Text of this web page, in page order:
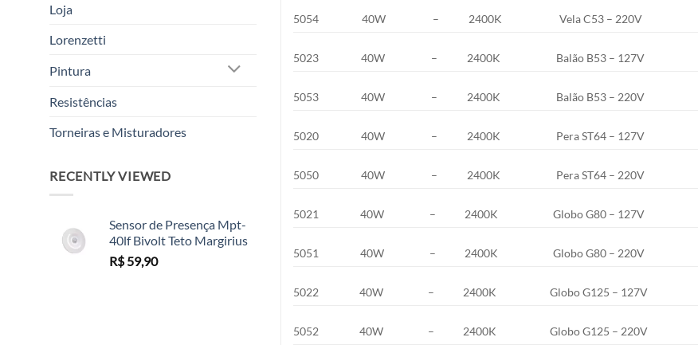
Loja
Lorenzetti
Pintura
Resistências
Torneiras e Misturadores
RECENTLY VIEWED
Sensor de Presença Mpt-
40lf Bivolt Teto Margirius
R$59,90
5054 40W – 2400K Vela C53 – 220V
5023 40W – 2400K Balão B53 – 127V
5053 40W – 2400K Balão B53 – 220V
5020 40W – 2400K Pera ST64 – 127V
5050 40W – 2400K Pera ST64 – 220V
5021 40W – 2400K Globo G80 – 127V
5051 40W – 2400K Globo G80 – 220V
5022 40W – 2400K Globo G125 – 127V
5052 40W – 2400K Globo G125 – 220V